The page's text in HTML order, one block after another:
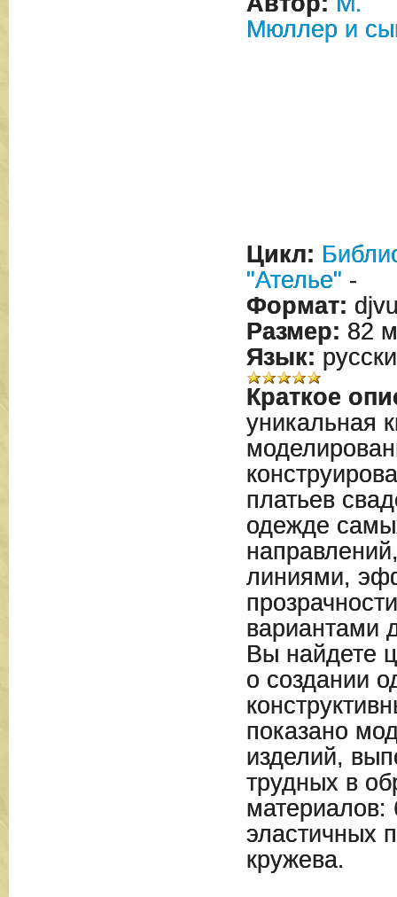
Мюллер и
Цикл:
"Ателье" -
Формат:
Размер: 82
Язык:
Краткое
уникальная
платьев
одежде
линиями,
вариантами
Вы найдете
о создании
показано
изделий,
трудных в
материалов:
эластичных
кружева.